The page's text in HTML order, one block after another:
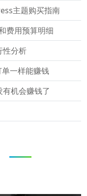
主题购买指南
费用预算明细
性分析
一样能赚钱
机会赚钱了